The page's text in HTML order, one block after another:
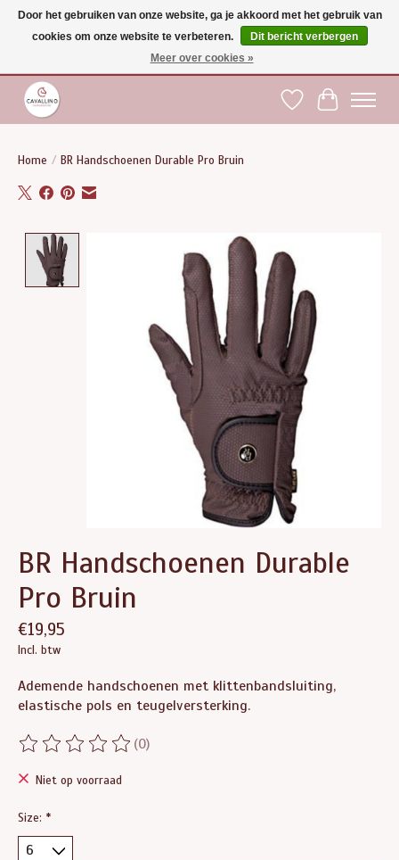
Gratis verzending vanaf €75 binnen BE - vanaf €100 naar EU | Voor 17:00 besteld is
dezelfde dag verzonden | Klantendienst: +32 (0)51 21 27 00 |
Verlanglijst
Home / BR Handschoenen Durable Pro Bruin
Product image slideshow Items
BR Handschoenen Durable
Pro Bruin
€19,95
Incl. btw
Ademende handschoenen met klittenbandsluiting,
elastische pols en teugelversterking.
De beoordeling van dit product is
(0)
Niet op voorraad
Size: *
Door het gebruiken van onze website, ga je akkoord met het gebruik van
cookies om onze website te verbeteren.
Dit bericht verbergen
Meer over cookies »